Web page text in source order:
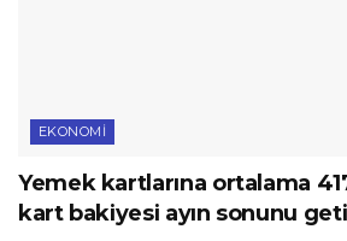
EKONOMI
Yemek kartlarına ortalama
kart bakiyesi ayın sonunu